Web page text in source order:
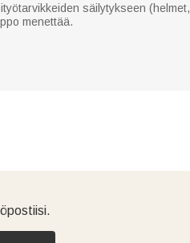
säilytykseen (helmet,
menettää.